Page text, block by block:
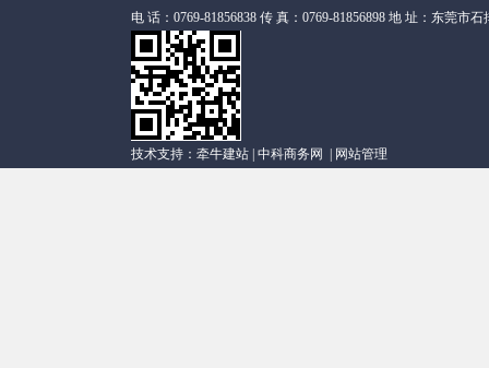
电 话：0769-81856838 传 真：0769-81856898 地 址：东莞市
技术支持： 牵牛建站 中科商务网 网站管理